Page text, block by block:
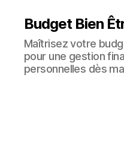
Budget Bien
Maîtrisez votre
pour une gestion
personnelles dès